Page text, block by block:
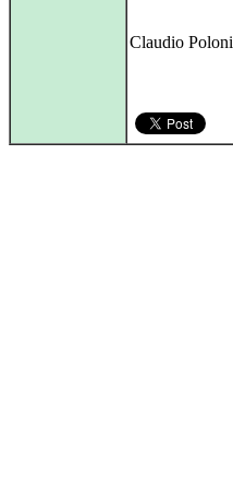
Claudio Poloni